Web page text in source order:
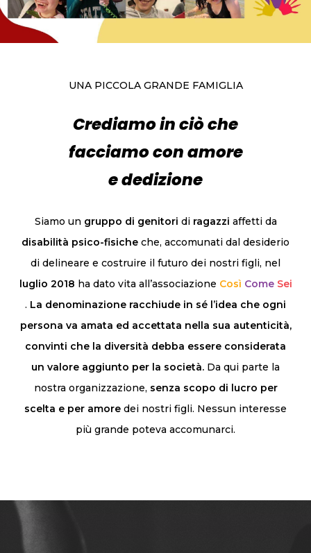
UNA PICCOLA GRANDE FAMIGLIA
Crediamo in ciò che
facciamo con amore
e dedizione
Siamo un gruppo di genitori di ragazzi affetti da
disabilità psico-fisiche che, accomunati dal desiderio
di delineare e costruire il futuro dei nostri figli, nel
luglio 2018 ha dato vita all’associazione Così Come Sei
. La denominazione racchiude in sé l’idea che ogni
persona va amata ed accettata nella sua autenticità,
convinti che la diversità debba essere considerata
un valore aggiunto per la società. Da qui parte la
nostra organizzazione, senza scopo di lucro per
scelta e per amore dei nostri figli. Nessun interesse
più grande poteva accomunarci.